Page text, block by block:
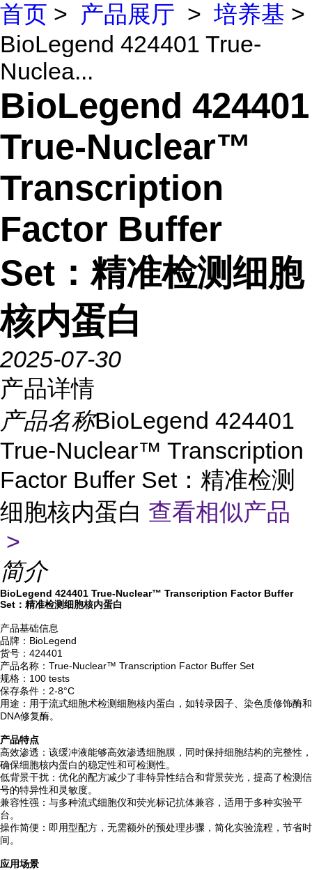
首页 > 产品展厅 > 培养基 >
BioLegend 424401 True-
Nuclea...
BioLegend 424401
True-Nuclear™
Transcription
Factor Buffer
Set：精准检测细胞
核内蛋白
2025-07-30
产品详情
产品名称BioLegend 424401
True-Nuclear™ Transcription
Factor Buffer Set：精准检测
细胞核内蛋白 查看相似产品
>
简介
BioLegend 424401 True-Nuclear™ Transcription Factor Buffer
Set：精准检测细胞核内蛋白
产品基础信息
品牌：BioLegend
货号：424401
产品名称：True-Nuclear™ Transcription Factor Buffer Set
规格：100 tests
保存条件：2-8°C
用途：用于流式细胞术检测细胞核内蛋白，如转录因子、染色质修饰酶和
DNA修复酶。
产品特点
高效渗透：该缓冲液能够高效渗透细胞膜，同时保持细胞结构的完整性，
确保细胞核内蛋白的稳定性和可检测性。
低背景干扰：优化的配方减少了非特异性结合和背景荧光，提高了检测信
号的特异性和灵敏度。
兼容性强：与多种流式细胞仪和荧光标记抗体兼容，适用于多种实验平
台。
操作简便：即用型配方，无需额外的预处理步骤，简化实验流程，节省时
间。
应用场景